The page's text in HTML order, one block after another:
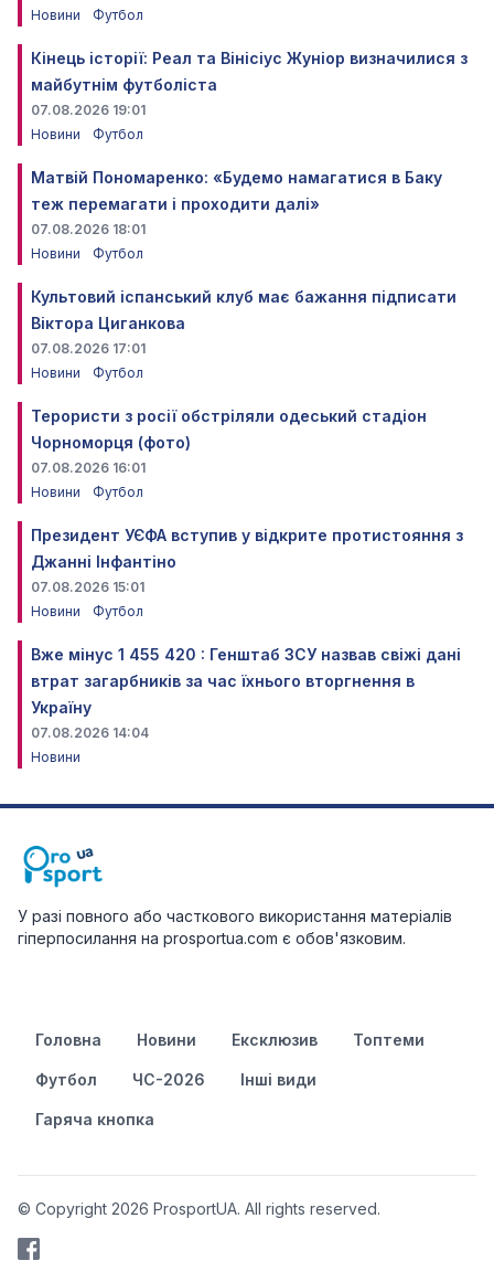
Новини
Футбол
Кінець історії: Реал та Вінісіус Жуніор визначилися з
майбутнім футболіста
07.08.2026 19:01
Новини
Футбол
Матвій Пономаренко: «Будемо намагатися в Баку
теж перемагати і проходити далі»
07.08.2026 18:01
Новини
Футбол
Культовий іспанський клуб має бажання підписати
Віктора Циганкова
07.08.2026 17:01
Новини
Футбол
Терористи з росії обстріляли одеський стадіон
Чорноморця (фото)
07.08.2026 16:01
Новини
Футбол
Президент УЄФА вступив у відкрите протистояння з
Джанні Інфантіно
07.08.2026 15:01
Новини
Футбол
Вже мінус 1 455 420 : Генштаб ЗСУ назвав свіжі дані
втрат загарбників за час їхнього вторгнення в
Україну
07.08.2026 14:04
Новини
У разі повного або часткового використання матеріалів
гіперпосилання на prosportua.com є обов'язковим.
Головна Новини Ексклюзив Топтеми
Футбол ЧС-2026 Інші види
Гаряча кнопка
© Copyright 2026 ProsportUA. All rights reserved.